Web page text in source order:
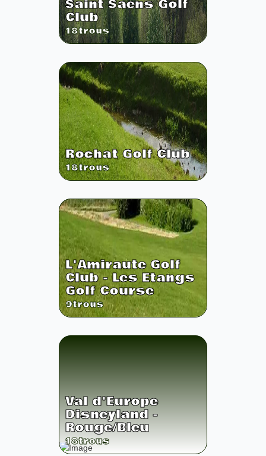
Saint Saens Golf
Club
18trous
Rochat Golf Club
18trous
L'Amiraute Golf
Club - Les Etangs
Golf Course
9trous
Val d'Europe
Disneyland -
Rouge/Bleu
18trous